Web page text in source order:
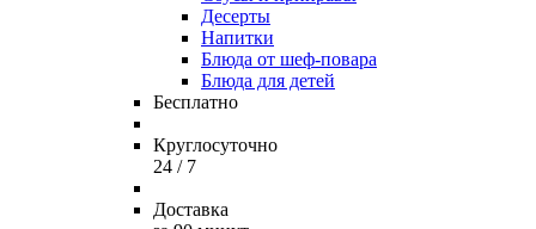
Десерты
Напитки
Блюда от шеф-повара
Блюда для детей
Бесплатно
Круглосуточно
24 / 7
Доставка